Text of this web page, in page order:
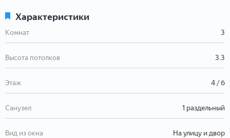
Характеристики
Комнат 3
Высота потолков 3.3
Этаж 4 / 6
Санузел 1 раздельный
Вид из окна На улицу и двор